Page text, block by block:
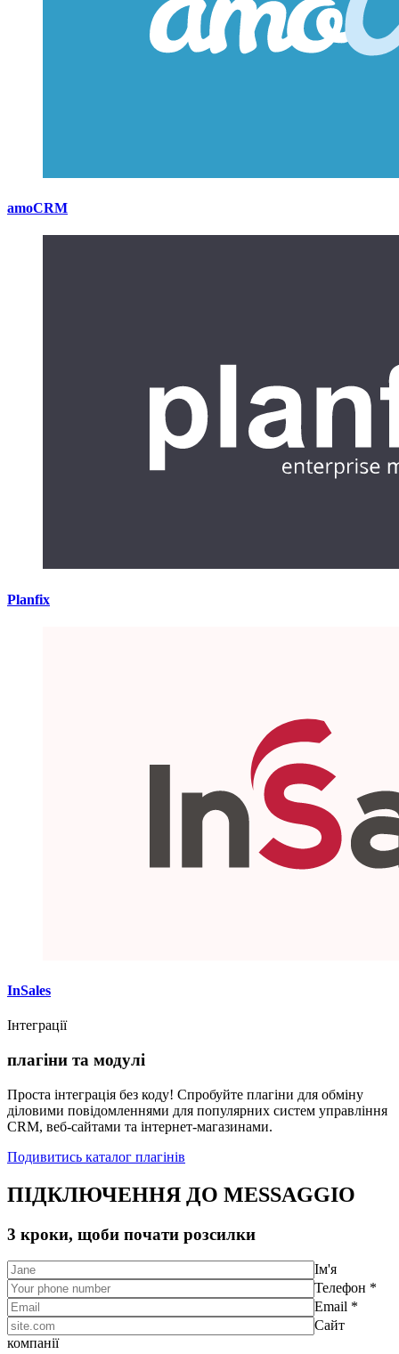
amoCRM
Planfix
InSales
Інтеграції
плагіни та модулі
Проста інтеграція без коду! Спробуйте плагіни для обміну
діловими повідомленнями для популярних систем управління
CRM, веб-сайтами та інтернет-магазинами.
Подивитись каталог плагінів
ПІДКЛЮЧЕННЯ ДО MESSAGGIO
3 кроки, щоби почати розсилки
Ім'я
Телефон *
Email *
Сайт
компанії